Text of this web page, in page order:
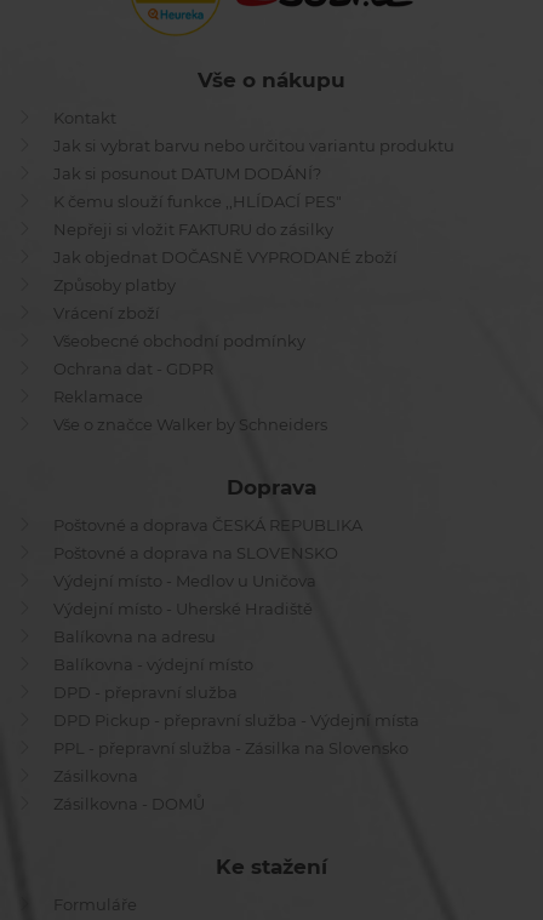
Vše o nákupu
Kontakt
Jak si vybrat barvu nebo určitou variantu produktu
Jak si posunout DATUM DODÁNÍ?
K čemu slouží funkce ,,HLÍDACÍ PES"
Nepřeji si vložit FAKTURU do zásilky
Jak objednat DOČASNĚ VYPRODANÉ zboží
Způsoby platby
Vrácení zboží
Všeobecné obchodní podmínky
Ochrana dat - GDPR
Reklamace
Vše o značce Walker by Schneiders
Doprava
Poštovné a doprava ČESKÁ REPUBLIKA
Poštovné a doprava na SLOVENSKO
Výdejní místo - Medlov u Uničova
Výdejní místo - Uherské Hradiště
Balíkovna na adresu
Balíkovna - výdejní místo
DPD - přepravní služba
DPD Pickup - přepravní služba - Výdejní místa
PPL - přepravní služba - Zásilka na Slovensko
Zásilkovna
Zásilkovna - DOMŮ
Ke stažení
Formuláře